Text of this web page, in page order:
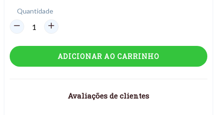
Quantidade
ADICIONAR AO CARRINHO
Avaliações de clientes